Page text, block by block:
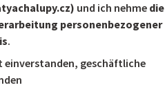
und ich nehme die
personenbezogener
.
einverstanden, geschäftliche